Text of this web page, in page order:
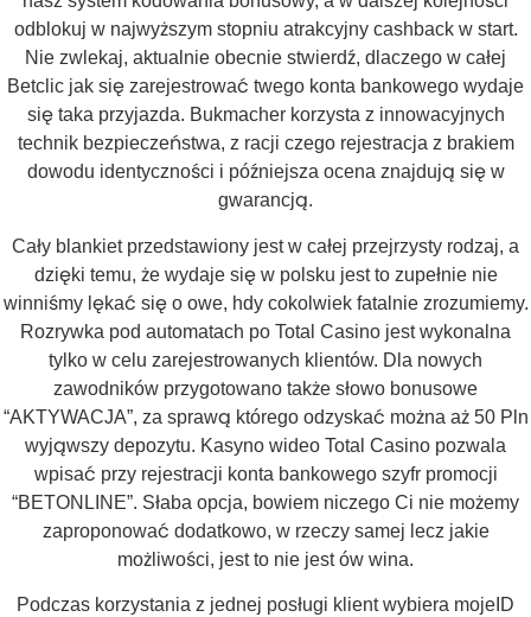
odblokuj w najwyższym stopniu atrakcyjny cashback w start.
Nie zwlekaj, aktualnie obecnie stwierdź, dlaczego w całej
Betclic jak się zarejestrować twego konta bankowego wydaje
się taka przyjazda. Bukmacher korzysta z innowacyjnych
technik bezpieczeństwa, z racji czego rejestracja z brakiem
dowodu identyczności i późniejsza ocena znajdują się w
gwarancją.
Cały blankiet przedstawiony jest w całej przejrzysty rodzaj, a
dzięki temu, że wydaje się w polsku jest to zupełnie nie
winniśmy lękać się o owe, hdy cokolwiek fatalnie zrozumiemy.
Rozrywka pod automatach po Total Casino jest wykonalna
tylko w celu zarejestrowanych klientów. Dla nowych
zawodników przygotowano także słowo bonusowe
“AKTYWACJA”, za sprawą którego odzyskać można aż 50 Pln
wyjąwszy depozytu. Kasyno wideo Total Casino pozwala
wpisać przy rejestracji konta bankowego szyfr promocji
“BETONLINE”. Słaba opcja, bowiem niczego Ci nie możemy
zaproponować dodatkowo, w rzeczy samej lecz jakie
możliwości, jest to nie jest ów wina.
Podczas korzystania z jednej posługi klient wybiera mojeID